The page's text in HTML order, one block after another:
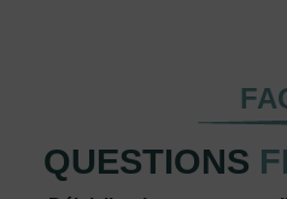
QUESTIONS